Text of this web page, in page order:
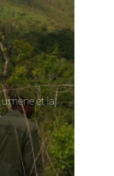
et la